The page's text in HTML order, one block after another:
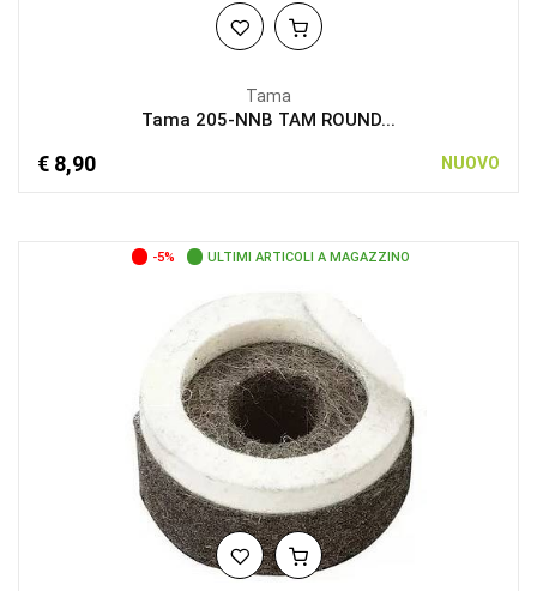
Tama
Tama 205-NNB TAM ROUND...
€ 8,90 NUOVO
-5% ULTIMI ARTICOLI A MAGAZZINO